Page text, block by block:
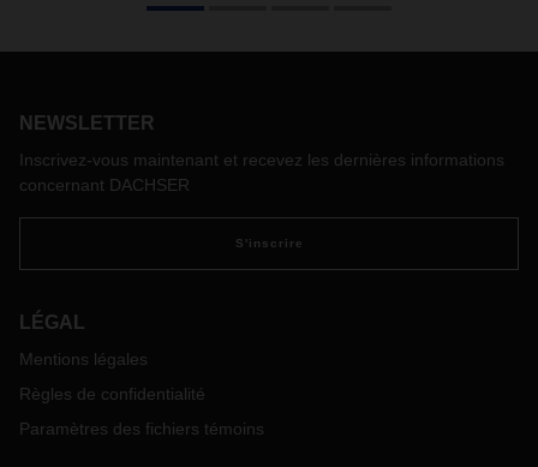
nouvelle ligne des régions Midi Pyrénées et Aquitaine vers
travers le partenariat avec FERCAM.
NEWSLETTER
Inscrivez-vous maintenant et recevez les dernières informations
concernant DACHSER
S'inscrire
LÉGAL
Mentions légales
Règles de confidentialité
Paramètres des fichiers témoins